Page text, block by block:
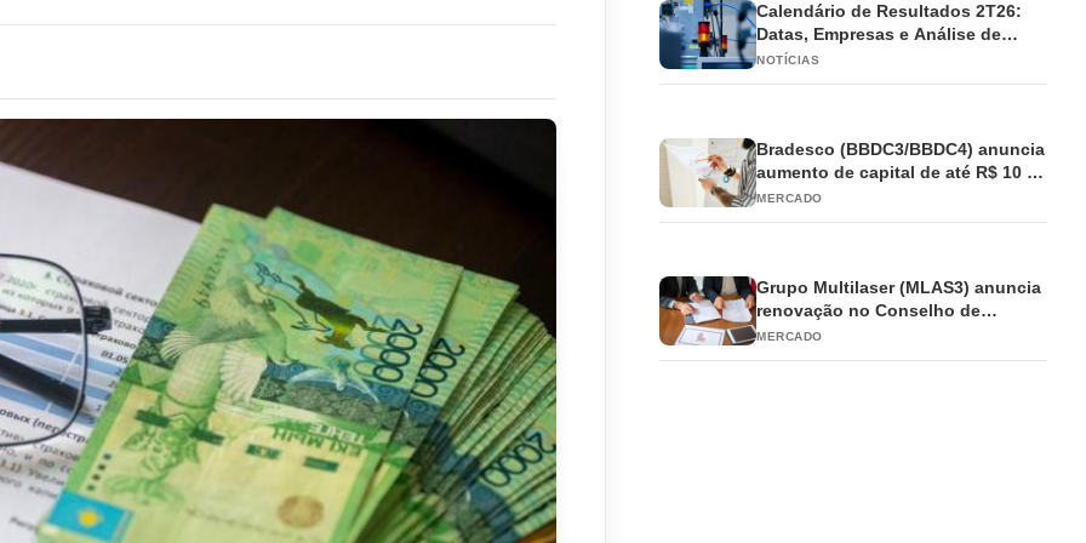
Calendário de Resultados 2T26:
Datas, Empresas e Análise de
Impacto
NOTÍCIAS
Bradesco (BBDC3/BBDC4) anuncia
aumento de capital de até R$ 10 bi
e antecipa JCP
MERCADO
Grupo Multilaser (MLAS3) anuncia
renovação no Conselho de
Administração
MERCADO